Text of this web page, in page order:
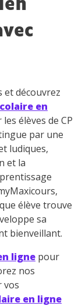
et découvrez
en
élèves de CP
par une
ludiques,
et la
élève trouve
sa
bienveillant.
ligne pour
nos
vos
en ligne
ou
e-mail. En
SEJER, sous
donner
Pour en
et
notre